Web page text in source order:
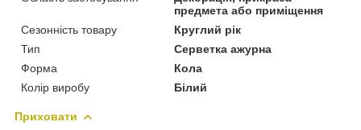
предмета або приміщення
Сезонність товару
Круглий рік
Тип
Серветка ажурна
Форма
Кола
Колір виробу
Білий
Приховати